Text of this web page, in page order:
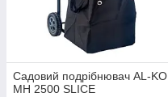
Садовий подрібнювач AL-KO
MH 2500 SLICE